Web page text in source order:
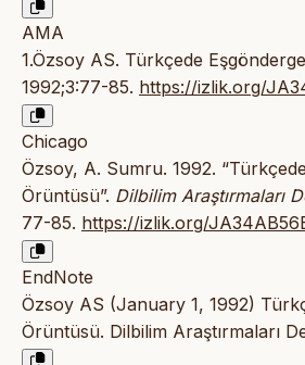
AMA
1.Özsoy AS. Türkçede
1992;3:77-85. https://izlik.org/
Chicago
Özsoy, A. Sumru. 1992.
Örüntüsü”. Dilbilim Araştırmaları
77-85. https://izlik.org/
EndNote
Özsoy AS (January 1, 1992)
Örüntüsü. Dilbilim Araştırmaları